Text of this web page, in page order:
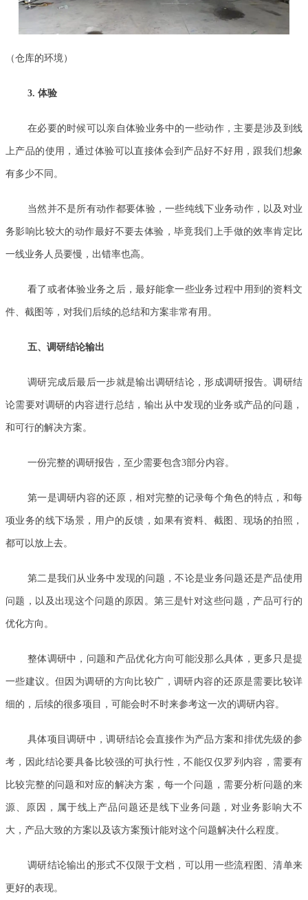
（仓库的环境）
3. 体验
在必要的时候可以亲自体验业务中的一些动作，主要是涉及到线
上产品的使用，通过体验可以直接体会到产品好不好用，跟我们想象
有多少不同。
当然并不是所有动作都要体验，一些纯线下业务动作，以及对业
务影响比较大的动作最好不要去体验，毕竟我们上手做的效率肯定比
一线业务人员要慢，出错率也高。
看了或者体验业务之后，最好能拿一些业务过程中用到的资料文
件、截图等，对我们后续的总结和方案非常有用。
五、调研结论输出
调研完成后最后一步就是输出调研结论，形成调研报告。调研结
论需要对调研的内容进行总结，输出从中发现的业务或产品的问题，
和可行的解决方案。
一份完整的调研报告，至少需要包含3部分内容。
第一是调研内容的还原，相对完整的记录每个角色的特点，和每
项业务的线下场景，用户的反馈，如果有资料、截图、现场的拍照，
都可以放上去。
第二是我们从业务中发现的问题，不论是业务问题还是产品使用
问题，以及出现这个问题的原因。第三是针对这些问题，产品可行的
优化方向。
整体调研中，问题和产品优化方向可能没那么具体，更多只是提
一些建议。但因为调研的方向比较广，调研内容的还原是需要比较详
细的，后续的很多项目，可能会时不时来参考这一次的调研内容。
具体项目调研中，调研结论会直接作为产品方案和排优先级的参
考，因此结论要具备比较强的可执行性，不能仅仅罗列内容，需要有
比较完整的问题和对应的解决方案，每一个问题，需要分析问题的来
源、原因，属于线上产品问题还是线下业务问题，对业务影响大不
大，产品大致的方案以及该方案预计能对这个问题解决什么程度。
调研结论输出的形式不仅限于文档，可以用一些流程图、清单来
更好的表现。